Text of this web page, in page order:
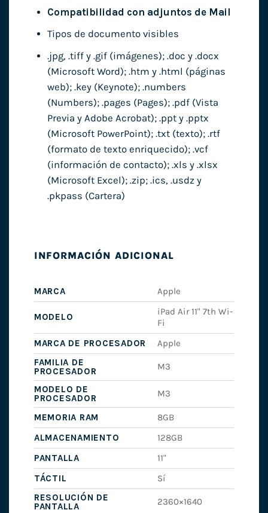
Compatibilidad con adjuntos de Mail
Tipos de documento visibles
.jpg, .tiff y .gif (imágenes); .doc y .docx
(Microsoft Word); .htm y .html (páginas
web); .key (Keynote); .numbers
(Numbers); .pages (Pages); .pdf (Vista
Previa y Adobe Acrobat); .ppt y .pptx
(Microsoft PowerPoint); .txt (texto); .rtf
(formato de texto enriquecido); .vcf
(información de contacto); .xls y .xlsx
(Microsoft Excel); .zip; .ics, .usdz y
.pkpass (Cartera)
INFORMACIÓN ADICIONAL
MARCA Apple
MODELO
iPad Air 11" 7th Wi-
Fi
MARCA DE PROCESADOR
Apple
FAMILIA DE
PROCESADOR
M3
MODELO DE
PROCESADOR
M3
MEMORIA RAM
8GB
ALMACENAMIENTO
128GB
PANTALLA
11"
TÁCTIL
Sí
RESOLUCIÓN DE
PANTALLA
2360×1640